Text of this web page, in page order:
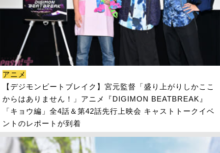
アニメ
【デジモンビートブレイク】宮元監督「盛り上がりしかここ
からはありません！」アニメ『DIGIMON BEATBREAK』
「キョウ編」全4話＆第42話先行上映会 キャストトークイベ
ントのレポートが到着